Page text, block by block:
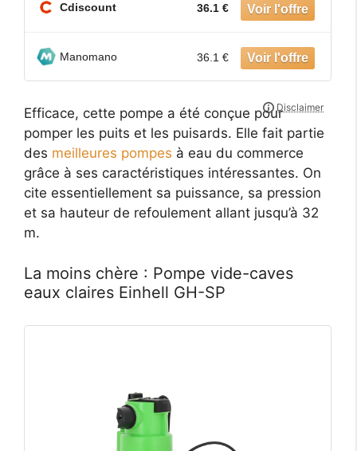
Cdiscount 36.1 €
Manomano 36.1 €
Efficace, cette pompe a été conçue pour
pomper les puits et les puisards. Elle fait partie
des meilleures pompes à eau du commerce
grâce à ses caractéristiques intéressantes. On
cite essentiellement sa puissance, sa pression
et sa hauteur de refoulement allant jusqu’à 32
m.
La moins chère : Pompe vide-caves
eaux claires Einhell GH-SP